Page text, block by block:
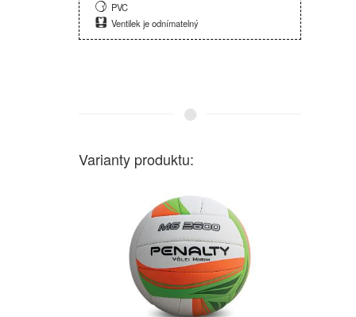
PVC
Ventilek je odnímatelný
Varianty produktu: